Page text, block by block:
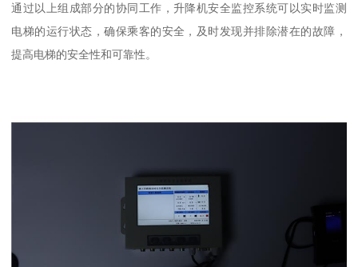
通过以上组成部分的协同工作，升降机安全监控系统可以实时监测
电梯的运行状态，确保乘客的安全，及时发现并排除潜在的故障，
提高电梯的安全性和可靠性。